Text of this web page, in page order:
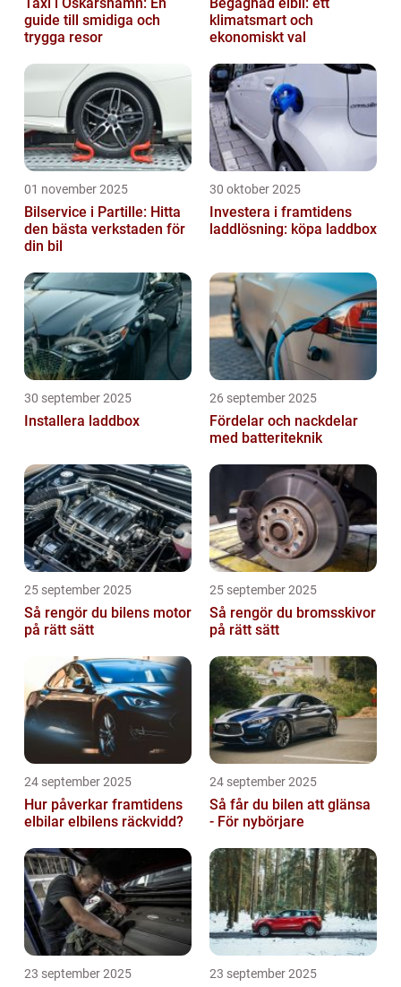
guide till smidiga och
trygga resor
klimatsmart och
ekonomiskt val
01 november 2025
Bilservice i Partille: Hitta
den bästa verkstaden för
din bil
30 oktober 2025
Investera i framtidens
laddlösning: köpa laddbox
30 september 2025
Installera laddbox
26 september 2025
Fördelar och nackdelar
med batteriteknik
25 september 2025
Så rengör du bilens motor
på rätt sätt
25 september 2025
Så rengör du bromsskivor
på rätt sätt
24 september 2025
Hur påverkar framtidens
elbilar elbilens räckvidd?
24 september 2025
Så får du bilen att glänsa
- För nybörjare
23 september 2025 23 september 2025